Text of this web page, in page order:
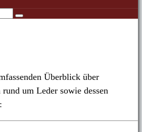
Überblick über
um Leder sowie dessen